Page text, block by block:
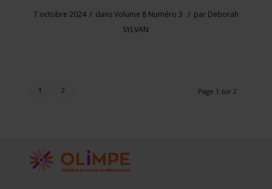
7 octobre 2024 / dansVolume 8 Numéro 3 / par Deborah
SYLVAN
Page 1 sur 2
1 2